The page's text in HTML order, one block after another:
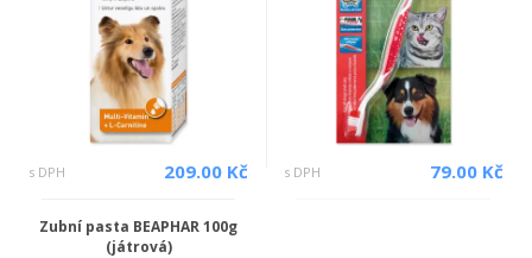
s DPH 209.00 Kč s DPH 79.00 Kč
Zubní pasta BEAPHAR 100g
(játrová)